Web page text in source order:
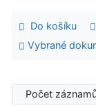
Do košíku
Vybrané
Počet